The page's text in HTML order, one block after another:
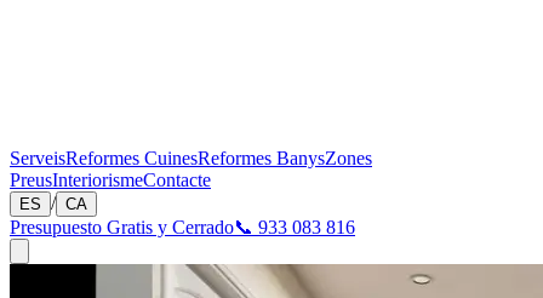
ServeisReformes CuinesReformes BanysZones
PreusInteriorismeContacte
ES / CA
Presupuesto Gratis y Cerrado📞 933 083 816